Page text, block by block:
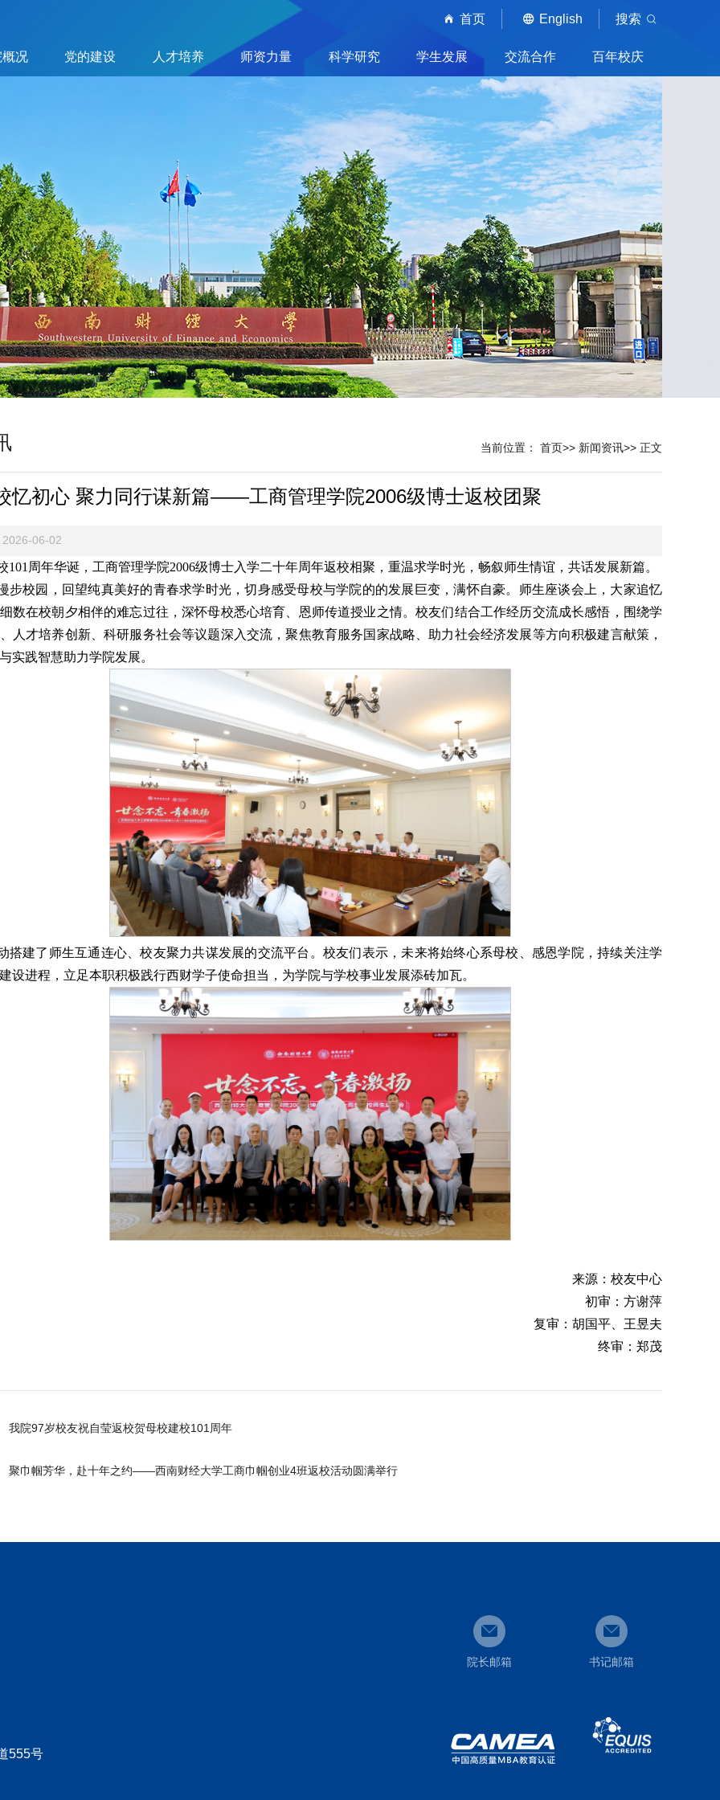
首页 English 搜索
况 党的建设 人才培养 师资力量 科学研究 学生发展 交流合作 百年校庆
当前位置： 首页>> 新闻资讯>> 正文
忆初心 聚力同行谋新篇——工商管理学院2006级博士返校团聚
2026-06-02
101周年华诞，工商管理学院2006级博士入学二十年周年返校相聚，重温求学时光，畅叙师生情谊，共话发展新篇。
步校园，回望纯真美好的青春求学时光，切身感受母校与学院的的发展巨变，满怀自豪。师生座谈会上，大家追忆
数在校朝夕相伴的难忘过往，深怀母校悉心培育、恩师传道授业之情。校友们结合工作经历交流成长感悟，围绕学
人才培养创新、科研服务社会等议题深入交流，聚焦教育服务国家战略、助力社会经济发展等方向积极建言献策，
实践智慧助力学院发展。
搭建了师生互通连心、校友聚力共谋发展的交流平台。校友们表示，未来将始终心系母校、感恩学院，持续关注学
设进程，立足本职积极践行西财学子使命担当，为学院与学校事业发展添砖加瓦。
来源：校友中心
初审：方谢萍
复审：胡国平、王昱夫
终审：郑茂
我院97岁校友祝自莹返校贺母校建校101周年
聚巾帼芳华，赴十年之约——西南财经大学工商巾帼创业4班返校活动圆满举行
院长邮箱 书记邮箱
555号